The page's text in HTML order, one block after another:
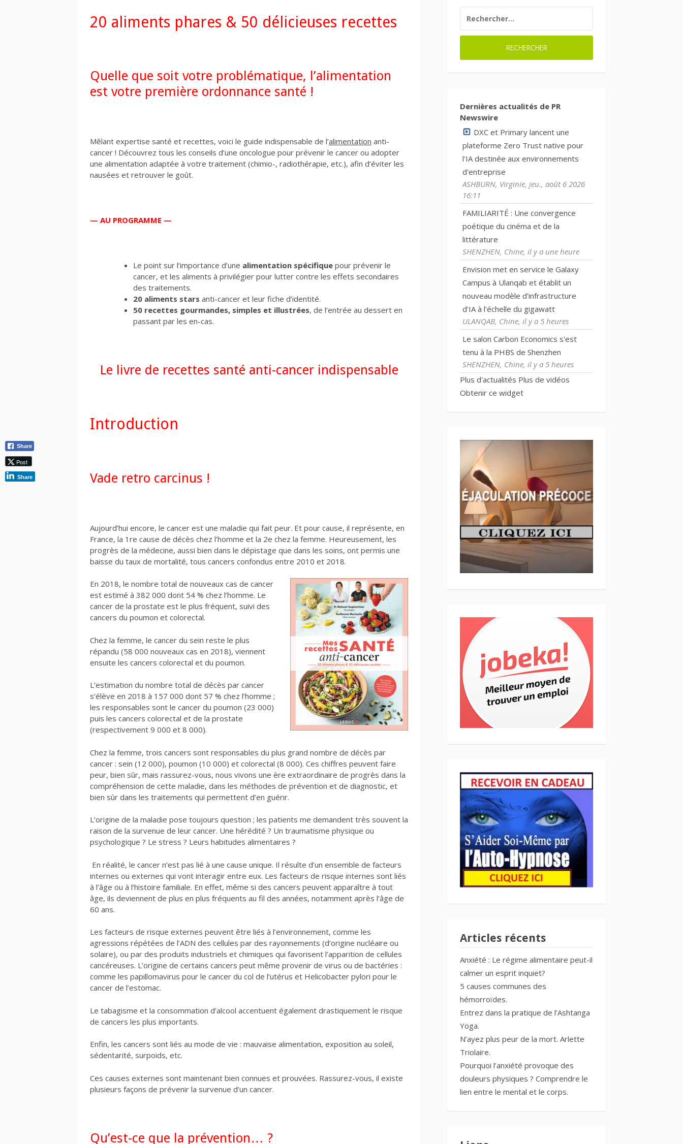
20 aliments phares & 50 délicieuses recettes
Quelle que soit votre problématique, l’alimentation
est votre première ordonnance santé !
Mêlant expertise santé et recettes, voici le guide indispensable de l’alimentation anti-
cancer ! Découvrez tous les conseils d’une oncologue pour prévenir le cancer ou adopter
une alimentation adaptée à votre traitement (chimio-, radiothérapie, etc.), afin d’éviter les
nausées et retrouver le goût.
— AU PROGRAMME —
Le point sur l’importance d’une alimentation spécifique pour prévenir le
cancer, et les aliments à privilégier pour lutter contre les effets secondaires
des traitements.
20 aliments stars anti-cancer et leur fiche d’identité.
50 recettes gourmandes, simples et illustrées, de l‘entrée au dessert en
passant par les en-cas.
Le livre de recettes santé anti-cancer indispensable
Introduction
Vade retro carcinus !
Aujourd’hui encore, le cancer est une maladie qui fait peur. Et pour cause, il représente, en
France, la 1re cause de décès chez l’homme et la 2e chez la femme. Heureusement, les
progrès de la médecine, aussi bien dans le dépistage que dans les soins, ont permis une
baisse du taux de mortalité, tous cancers confondus entre 2010 et 2018.
En 2018, le nombre total de nouveaux cas de cancer
est estimé à 382 000 dont 54 % chez l’homme. Le
cancer de la prostate est le plus fréquent, suivi des
cancers du poumon et colorectal.
Chez la femme, le cancer du sein reste le plus
répandu (58 000 nouveaux cas en 2018), viennent
ensuite les cancers colorectal et du poumon.
L’estimation du nombre total de décès par cancer
s’élève en 2018 à 157 000 dont 57 % chez l’homme ;
les responsables sont le cancer du poumon (23 000)
puis les cancers colorectal et de la prostate
(respectivement 9 000 et 8 000).
Chez la femme, trois cancers sont responsables du plus grand nombre de décès par
cancer : sein (12 000), poumon (10 000) et colorectal (8 000). Ces chiffres peuvent faire
peur, bien sûr, mais rassurez-vous, nous vivons une ère extraordinaire de progrès dans la
compréhension de cette maladie, dans les méthodes de prévention et de diagnostic, et
bien sûr dans les traitements qui permettent d’en guérir.
L’origine de la maladie pose toujours question ; les patients me demandent très souvent la
raison de la survenue de leur cancer. Une hérédité ? Un traumatisme physique ou
psychologique ? Le stress ? Leurs habitudes alimentaires ?
En réalité, le cancer n’est pas lié à une cause unique. Il résulte d’un ensemble de facteurs
internes ou externes qui vont interagir entre eux. Les facteurs de risque internes sont liés
à l’âge ou à l’histoire familiale. En effet, même si des cancers peuvent apparaître à tout
âge, ils deviennent de plus en plus fréquents au fil des années, notamment après l’âge de
60 ans.
Les facteurs de risque externes peuvent être liés à l’environnement, comme les
agressions répétées de l’ADN des cellules par des rayonnements (d’origine nucléaire ou
solaire), ou par des produits industriels et chimiques qui favorisent l’apparition de cellules
cancéreuses. L’origine de certains cancers peut même provenir de virus ou de bactéries :
comme les papillomavirus pour le cancer du col de l’utérus et Helicobacter pylori pour le
cancer de l’estomac.
Le tabagisme et la consommation d’alcool accentuent également drastiquement le risque
de cancers les plus importants.
Enfin, les cancers sont liés au mode de vie : mauvaise alimentation, exposition au soleil,
sédentarité, surpoids, etc.
Ces causes externes sont maintenant bien connues et prouvées. Rassurez-vous, il existe
plusieurs façons de prévenir la survenue d’un cancer.
Qu’est-ce que la prévention… ?
Dernières actualités de PR
Newswire
DXC et Primary lancent une
plateforme Zero Trust native pour
l'IA destinée aux environnements
d'entreprise
ASHBURN, Virginie, jeu., août 6 2026
16:11
FAMILIARITÉ : Une convergence
poétique du cinéma et de la
littérature
SHENZHEN, Chine, il y a une heure
Envision met en service le Galaxy
Campus à Ulanqab et établit un
nouveau modèle d'infrastructure
d'IA à l'échelle du gigawatt
ULANQAB, Chine, il y a 5 heures
Le salon Carbon Economics s'est
tenu à la PHBS de Shenzhen
SHENZHEN, Chine, il y a 5 heures
Plus d'actualités Plus de vidéos
Obtenir ce widget
Articles récents
Anxiété : Le régime alimentaire peut-il
calmer un esprit inquiet?
5 causes communes des
hémorroïdes.
Entrez dans la pratique de l’Ashtanga
Yoga.
N’ayez plus peur de la mort. Arlette
Triolaire.
Pourquoi l’anxiété provoque des
douleurs physiques ? Comprendre le
lien entre le mental et le corps.
Share
Post
Share